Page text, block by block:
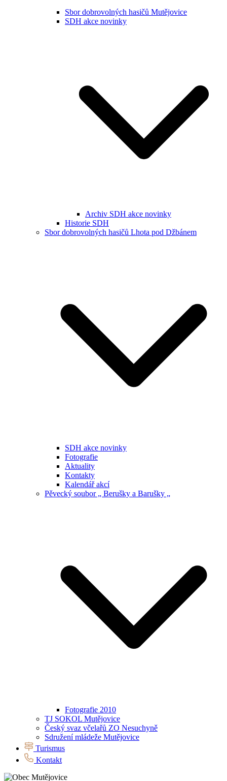
Sbor dobrovolných hasičů Mutějovice
SDH akce novinky
Archiv SDH akce novinky
Historie SDH
Sbor dobrovolných hasičů Lhota pod Džbánem
SDH akce novinky
Fotografie
Aktuality
Kontakty
Kalendář akcí
Pěvecký soubor „ Berušky a Barušky „
Fotografie 2010
TJ SOKOL Mutějovice
Český svaz včelařů ZO Nesuchyně
Sdružení mládeže Mutějovice
Turismus
Kontakt